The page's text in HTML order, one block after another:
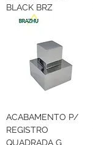
BLACK BRZ
ACABAMENTO P/
REGISTRO
QUADRADA G